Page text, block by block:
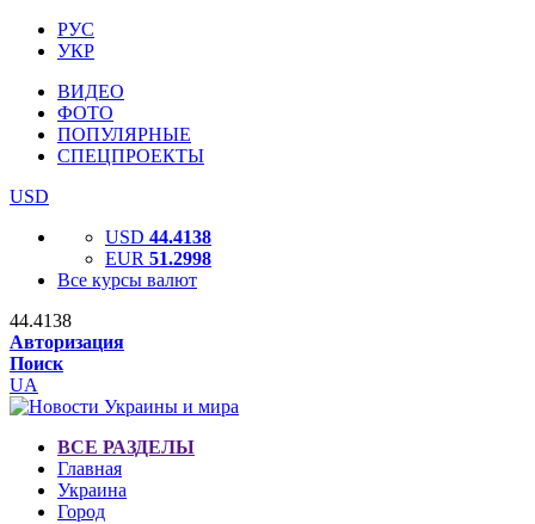
РУС
УКР
ВИДЕО
ФОТО
ПОПУЛЯРНЫЕ
СПЕЦПРОЕКТЫ
USD
USD 44.4138
EUR 51.2998
Все курсы валют
44.4138
Авторизация
Поиск
UA
ВСЕ РАЗДЕЛЫ
Главная
Украина
Город